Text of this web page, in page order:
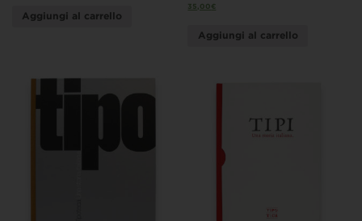
Aggiungi al carrello
35,00€
Aggiungi al carrello